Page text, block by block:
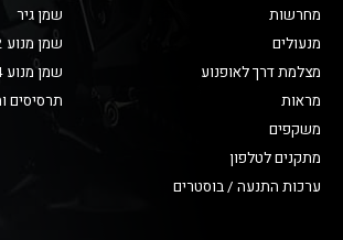
מחרשות
מנעולים
מצלמת דרך לאופנוע
מראות
משקפים
מתקנים לטלפון
ערכות התנעה / בוסטרים
שמן גיר
שמן מנוע 2 פעימות
שמן מנוע 4 פעימות
תרסיסים